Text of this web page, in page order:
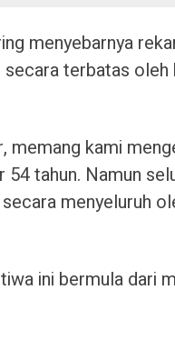
menyebarnya
terbatas oleh
memang kami
54 tahun. Namun
menyeluruh
ini bermula dari